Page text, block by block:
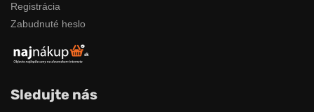
Registrácia
Zabudnuté heslo
Sledujte nás